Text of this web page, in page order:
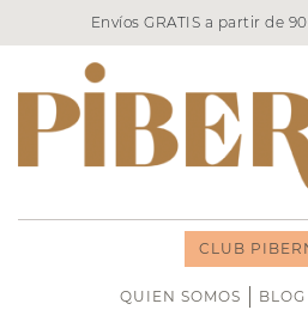
Envíos GRATIS a partir de
CLUB
QUIEN SOMOS BLOG